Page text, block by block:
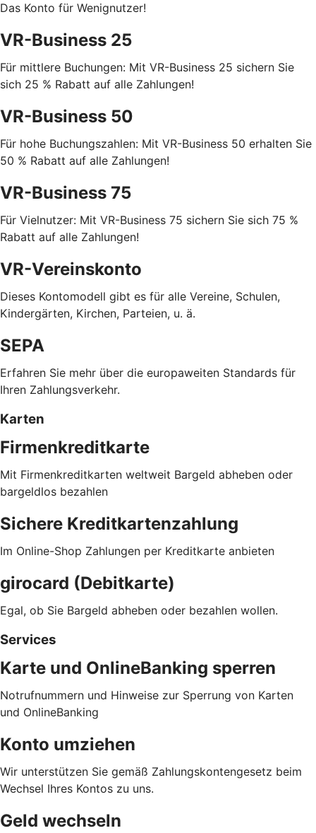
Das Konto für Wenignutzer!
VR-Business 25
Für mittlere Buchungen: Mit VR-Business 25 sichern Sie
sich 25 % Rabatt auf alle Zahlungen!
VR-Business 50
Für hohe Buchungszahlen: Mit VR-Business 50 erhalten Sie
50 % Rabatt auf alle Zahlungen!
VR-Business 75
Für Vielnutzer: Mit VR-Business 75 sichern Sie sich 75 %
Rabatt auf alle Zahlungen!
VR-Vereinskonto
Dieses Kontomodell gibt es für alle Vereine, Schulen,
Kindergärten, Kirchen, Parteien, u. ä.
SEPA
Erfahren Sie mehr über die europaweiten Standards für
Ihren Zahlungsverkehr.
Karten
Firmenkreditkarte
Mit Firmenkreditkarten weltweit Bargeld abheben oder
bargeldlos bezahlen
Sichere Kreditkartenzahlung
Im Online-Shop Zahlungen per Kreditkarte anbieten
girocard (Debitkarte)
Egal, ob Sie Bargeld abheben oder bezahlen wollen.
Services
Karte und OnlineBanking sperren
Notrufnummern und Hinweise zur Sperrung von Karten
und OnlineBanking
Konto umziehen
Wir unterstützen Sie gemäß Zahlungskontengesetz beim
Wechsel Ihres Kontos zu uns.
Geld wechseln